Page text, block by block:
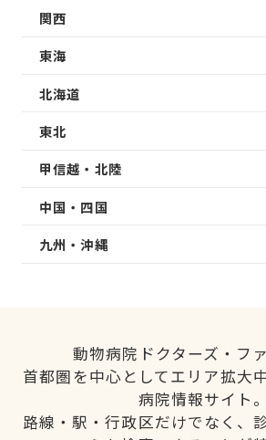
関西
東海
北海道
東北
甲信越・北陸
中国・四国
九州・沖縄
動物病院ドクターズ・フ
首都圏を中心としてエリア拡大
病院情報サイト。
路線・駅・行政区だけでなく、